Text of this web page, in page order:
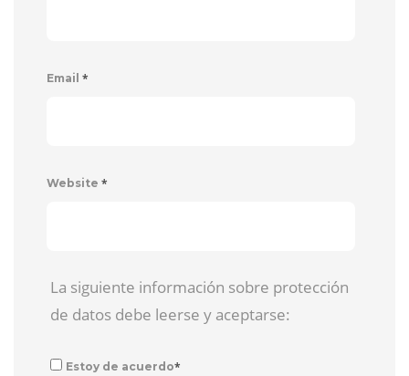
Email *
Website *
La siguiente información sobre protección
de datos debe leerse y aceptarse:
Estoy de acuerdo*